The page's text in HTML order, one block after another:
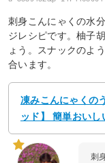
刺身こんにゃくの水
ジレシピです。柚子
ょう。スナックのよ
合います。
凍みこんにゃくの
ッド】 簡単おい
刺